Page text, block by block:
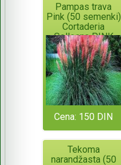
Pampas trava
Pink (50 semenki)
Cortaderia
Selloana PINK
Cena: 150 DIN
Tekoma
narandžasta (50